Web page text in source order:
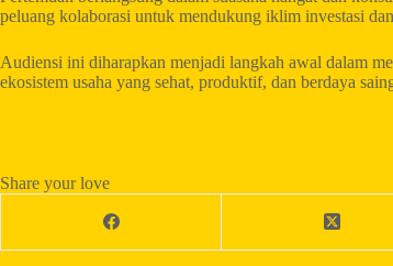
peluang kolaborasi untuk mendukung iklim investasi
Audiensi ini diharapkan menjadi langkah awal dalam
ekosistem usaha yang sehat, produktif, dan berdaya
Share your love